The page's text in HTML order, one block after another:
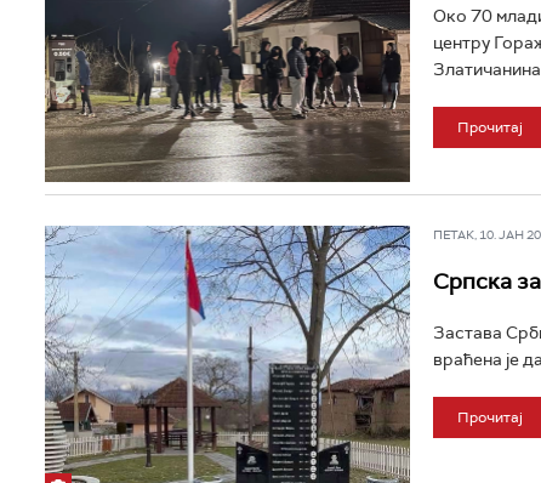
Око 70
центру
Златичанина
Прочитај
ПЕТАК, 10. ЈАН
Српска
Застава
враћена је
Прочитај